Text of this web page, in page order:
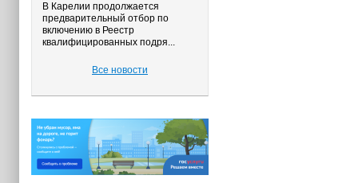
В Карелии продолжается
предварительный отбор по
включению в Реестр
квалифицированных подря...
Все новости